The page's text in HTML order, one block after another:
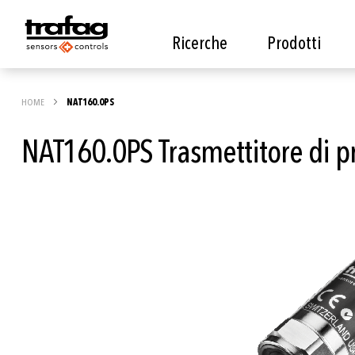
Ricerche Prodotti
HOME NAT160.0PS
NAT160.0PS Trasmettitore di